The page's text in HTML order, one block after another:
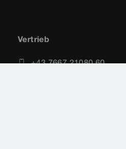
Vertrieb
+43 7667 21080 60